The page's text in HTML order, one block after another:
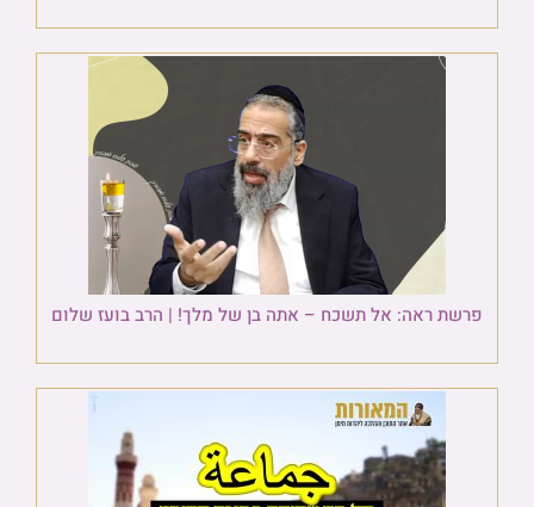
פרשת ראה: אל תשכח – אתה בן של מלך! | הרב בועז שלום